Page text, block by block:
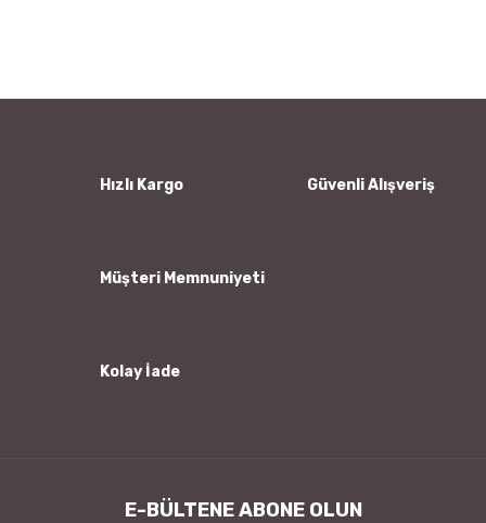
Ürün bilgilerinde hatalar bulunuyor.
Hızlı Kargo Güvenli Alışveriş
Müşteri Memnuniyeti
Kolay İade
E-BÜLTENE ABONE OLUN